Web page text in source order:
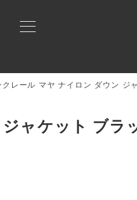
クレール マヤ ナイロン ダウン ジ
ャケット ブラ